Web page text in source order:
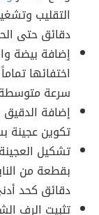
التقليب
دقائق حتى
إضافة بيضة
اختفائها
سرعة متوسطة
إضافة
تكوين عجينة
تشكيل
دقائق كحد
تثبيت الرف